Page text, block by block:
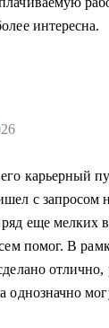
интересна.
карьерный
с запросом
еще мелких
помог. В
отлично,
однозначно